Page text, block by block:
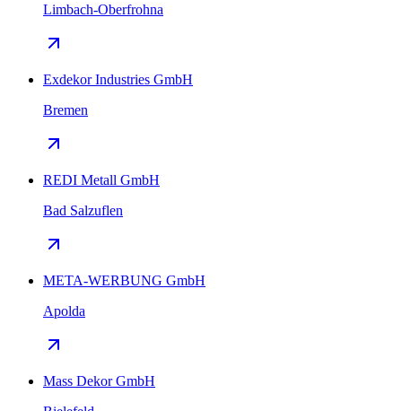
Limbach-Oberfrohna
Exdekor Industries GmbH
Bremen
REDI Metall GmbH
Bad Salzuflen
META-WERBUNG GmbH
Apolda
Mass Dekor GmbH